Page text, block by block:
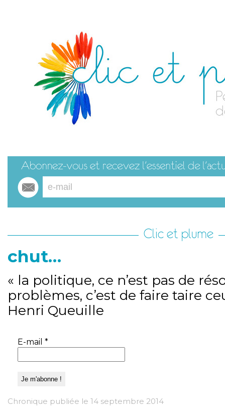
Clic et plume
chut…
« la politique, ce n’est pas de
problèmes, c’est de faire taire
Henri Queuille
E-mail *
Chronique publiée le 14 septembre 2014